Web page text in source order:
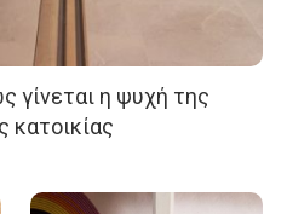
γίνεται η ψυχή της
κατοικίας